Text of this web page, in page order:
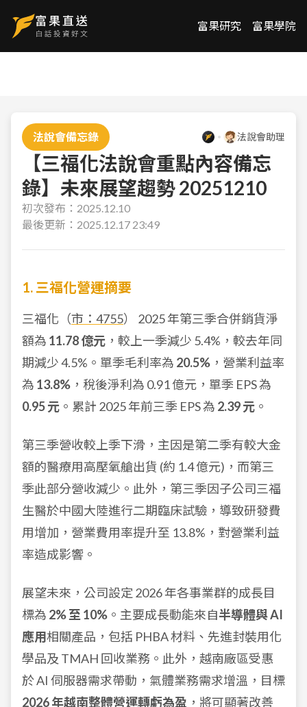
富果研究 富果學院
法說會備忘錄 法說會助理
【三福化法說會重點內容備忘
錄】未來展望趨勢 20251210
初次發布： 2025.12.10
最後更新： 2025.12.17 23:49
1. 三福化營運摘要
三福化（市：4755） 2025 年第三季合併銷貨淨
額為 11.78 億元 ，較上一季減少 5.4%，較去年同
期減少 4.5%。單季毛利率為 20.5% ，營業利益率
為 13.8% ，稅後淨利為 0.91 億元，單季 EPS 為
0.95 元 。累計 2025 年前三季 EPS 為 2.39 元 。
第三季營收較上季下滑，主因是第二季有較大金
額的醫療用高壓氧艙出貨 (約 1.4 億元)，而第三
季此部分營收減少。此外，第三季因子公司三福
生醫於中國大陸進行二期臨床試驗，導致研發費
用增加，營業費用率提升至 13.8%，對營業利益
率造成影響。
展望未來，公司設定 2026 年各事業群的成長目
標為 2% 至 10% 。主要成長動能來自半導體與 AI
應用相關產品，包括 PHBA 材料、先進封裝用化
學品及 TMAH 回收業務。此外，越南廠區受惠
於 AI 伺服器需求帶動，氣體業務需求增溫，目標
2026 年越南整體營運轉虧為盈 ，將可顯著改善